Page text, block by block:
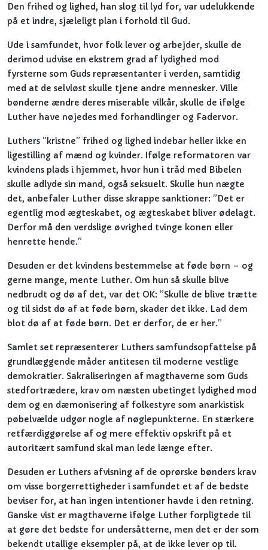
Den frihed og lighed, han slog til lyd for, var udelukkende
på et indre, sjæleligt plan i forhold til Gud.
Ude i samfundet, hvor folk lever og arbejder, skulle de
derimod udvise en ekstrem grad af lydighed mod
fyrsterne som Guds repræsentanter i verden, samtidig
med at de selvløst skulle tjene andre mennesker. Ville
bønderne ændre deres miserable vilkår, skulle de ifølge
Luther have nøjedes med forhandlinger og Fadervor.
Luthers ”kristne” frihed og lighed indebar heller ikke en
ligestilling af mænd og kvinder. Ifølge reformatoren var
kvindens plads i hjemmet, hvor hun i tråd med Bibelen
skulle adlyde sin mand, også seksuelt. Skulle hun nægte
det, anbefaler Luther disse skrappe sanktioner: ”Det er
egentlig mod ægteskabet, og ægteskabet bliver ødelagt.
Derfor må den verdslige øvrighed tvinge konen eller
henrette hende.”
Desuden er det kvindens bestemmelse at føde børn – og
gerne mange, mente Luther. Om hun så skulle blive
nedbrudt og dø af det, var det OK: ”Skulle de blive trætte
og til sidst dø af at føde børn, skader det ikke. Lad dem
blot dø af at føde børn. Det er derfor, de er her.”
Samlet set repræsenterer Luthers samfundsopfattelse på
grundlæggende måder antitesen til moderne vestlige
demokratier. Sakraliseringen af magthaverne som Guds
stedfortrædere, krav om næsten ubetinget lydighed mod
dem og en dæmonisering af folkestyre som anarkistisk
pøbelvælde udgør nogle af nøglepunkterne. En stærkere
retfærdiggørelse af og mere effektiv opskrift på et
autoritært samfund skal man lede længe efter.
Desuden er Luthers afvisning af de oprørske bønders krav
om visse borgerrettigheder i samfundet et af de bedste
beviser for, at han ingen intentioner havde i den retning.
Ganske vist er magthaverne ifølge Luther forpligtede til
at gøre det bedste for undersåtterne, men det er der som
bekendt utallige eksempler på, at de ikke lever op til.